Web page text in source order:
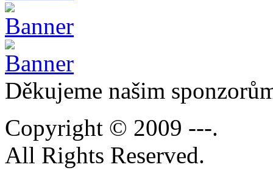
Děkujeme našim
Copyright © 2009 ---.
All Rights Reserved.